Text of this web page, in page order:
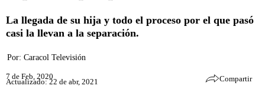
La llegada de su hija y todo el proceso por el que pasó
casi la llevan a la separación.
Por: Caracol Televisión
7 de Feb, 2020
Actualizado: 22 de abr, 2021 Compartir